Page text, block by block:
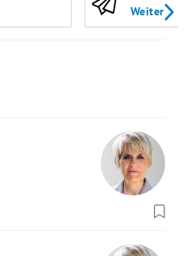
Weiter